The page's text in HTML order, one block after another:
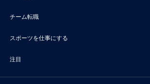
チーム転職
スポーツを仕事にする
注目